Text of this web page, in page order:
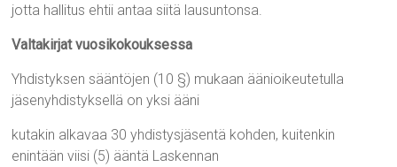
jotta hallitus ehtii antaa siitä lausuntonsa.
Valtakirjat vuosikokouksessa
Yhdistyksen sääntöjen (10 §) mukaan äänioikeutetulla
jäsenyhdistyksellä on yksi ääni
kutakin alkavaa 30 yhdistysjäsentä kohden, kuitenkin
enintään viisi (5) ääntä Laskennan